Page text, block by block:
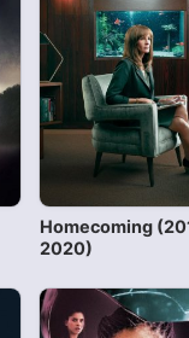
Homecoming
2020)